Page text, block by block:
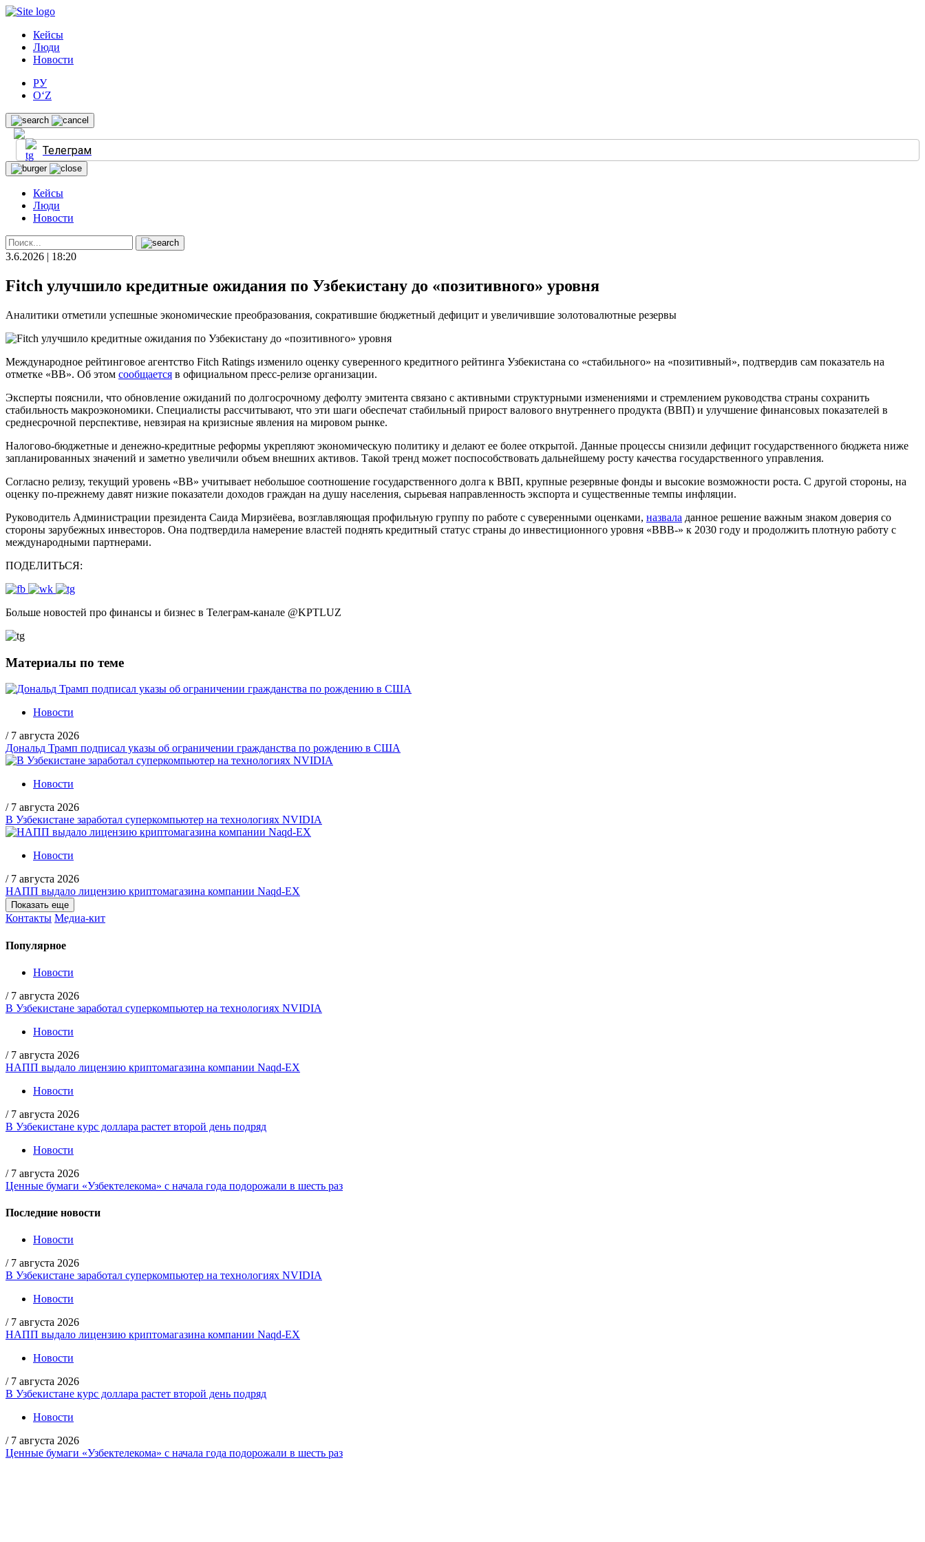
Кейсы
Люди
Новости
РУ
O‘Z
Телеграм
Кейсы
Люди
Новости
3.6.2026 | 18:20
Fitch улучшило кредитные ожидания по Узбекистану до «позитивного» уровня
Аналитики отметили успешные экономические преобразования, сократившие бюджетный дефицит и увеличившие золотовалютные резервы
Международное рейтинговое агентство Fitch Ratings изменило оценку суверенного кредитного рейтинга Узбекистана со «стабильного» на «позитивный», подтвердив сам показатель на
отметке «BB». Об этом сообщается в официальном пресс-релизе организации.
Эксперты пояснили, что обновление ожиданий по долгосрочному дефолту эмитента связано с активными структурными изменениями и стремлением руководства страны сохранить
стабильность макроэкономики. Специалисты рассчитывают, что эти шаги обеспечат стабильный прирост валового внутреннего продукта (ВВП) и улучшение финансовых показателей в
среднесрочной перспективе, невзирая на кризисные явления на мировом рынке.
Налогово-бюджетные и денежно-кредитные реформы укрепляют экономическую политику и делают ее более открытой. Данные процессы снизили дефицит государственного бюджета ниже
запланированных значений и заметно увеличили объем внешних активов. Такой тренд может поспособствовать дальнейшему росту качества государственного управления.
Согласно релизу, текущий уровень «BB» учитывает небольшое соотношение государственного долга к ВВП, крупные резервные фонды и высокие возможности роста. С другой стороны, на
оценку по-прежнему давят низкие показатели доходов граждан на душу населения, сырьевая направленность экспорта и существенные темпы инфляции.
Руководитель Администрации президента Саида Мирзиёева, возглавляющая профильную группу по работе с суверенными оценками, назвала данное решение важным знаком доверия со
стороны зарубежных инвесторов. Она подтвердила намерение властей поднять кредитный статус страны до инвестиционного уровня «BBB-» к 2030 году и продолжить плотную работу с
международными партнерами.
ПОДЕЛИТЬСЯ:
Больше новостей про финансы и бизнес в Телеграм-канале @KPTLUZ
Материалы по теме
Новости
/ 7 августа 2026
Дональд Трамп подписал указы об ограничении гражданства по рождению в США
Новости
/ 7 августа 2026
В Узбекистане заработал суперкомпьютер на технологиях NVIDIA
Новости
/ 7 августа 2026
НАПП выдало лицензию криптомагазина компании Naqd-EX
Показать еще
Контакты Медиа-кит
Популярное
Новости
/ 7 августа 2026
В Узбекистане заработал суперкомпьютер на технологиях NVIDIA
Новости
/ 7 августа 2026
НАПП выдало лицензию криптомагазина компании Naqd-EX
Новости
/ 7 августа 2026
В Узбекистане курс доллара растет второй день подряд
Новости
/ 7 августа 2026
Ценные бумаги «Узбектелекома» с начала года подорожали в шесть раз
Последние новости
Новости
/ 7 августа 2026
В Узбекистане заработал суперкомпьютер на технологиях NVIDIA
Новости
/ 7 августа 2026
НАПП выдало лицензию криптомагазина компании Naqd-EX
Новости
/ 7 августа 2026
В Узбекистане курс доллара растет второй день подряд
Новости
/ 7 августа 2026
Ценные бумаги «Узбектелекома» с начала года подорожали в шесть раз